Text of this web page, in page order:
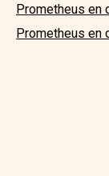
Prometheus en
Prometheus en